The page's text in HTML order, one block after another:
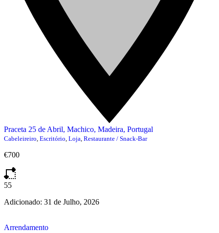
Praceta 25 de Abril, Machico, Madeira, Portugal
Cabeleireiro, Escritório, Loja, Restaurante / Snack-Bar
€700
55
Adicionado: 31 de Julho, 2026
Arrendamento